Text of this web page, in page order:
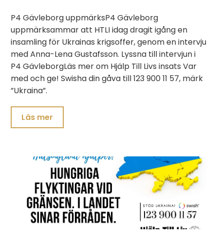
P4 Gävleborg uppmärksP4 Gävleborg
uppmärksammar att HTLI idag dragit igång en
insamling för Ukrainas krigsoffer, genom en intervju
med Anna-Lena Gustafsson. Lyssna till intervjun i
P4 GävleborgLäs mer om Hjälp Till Livs insats Var
med och ge! Swisha din gåva till 123 900 11 57, märk
”Ukraina”.
Läs mer